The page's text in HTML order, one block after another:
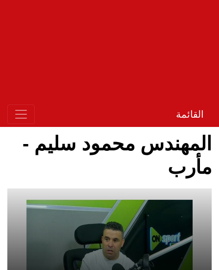
القائمة
المهندس محمود سليم -
مأرب